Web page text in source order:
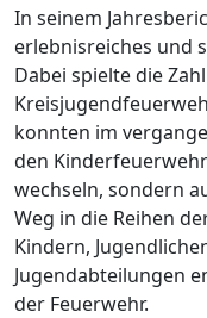
In seinem
erlebnisreiches und
Dabei spielte die
konnten im
den
wechseln, sondern
Weg in die Reihen
Kindern,
Jugendabteilungen
der Feuerwehr.